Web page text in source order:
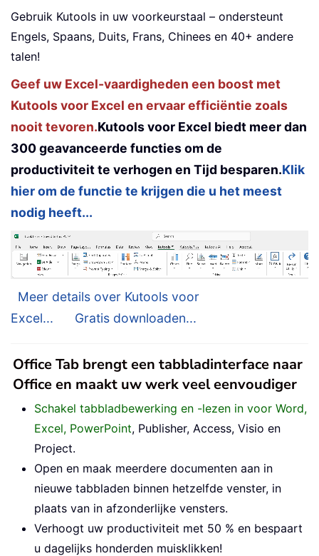
Gebruik Kutools in uw voorkeurstaal – ondersteunt
Engels, Spaans, Duits, Frans, Chinees en 40+ andere
talen!
Geef uw Excel-vaardigheden een boost met
Kutools voor Excel en ervaar efficiëntie zoals
nooit tevoren.Kutools voor Excel biedt meer dan
300 geavanceerde functies om de
productiviteit te verhogen en Tijd besparen.Klik
hier om de functie te krijgen die u het meest
nodig heeft...
Meer details over Kutools voor
Excel...
Gratis downloaden...
Office Tab brengt een tabbladinterface naar
Office en maakt uw werk veel eenvoudiger
Schakel tabbladbewerking en -lezen in voor Word,
Excel, PowerPoint, Publisher, Access, Visio en
Project.
Open en maak meerdere documenten aan in
nieuwe tabbladen binnen hetzelfde venster, in
plaats van in afzonderlijke vensters.
Verhoogt uw productiviteit met 50 % en bespaart
u dagelijks honderden muisklikken!